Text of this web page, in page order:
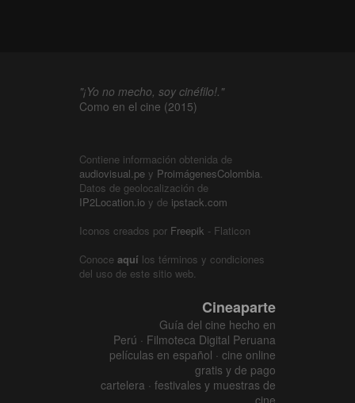
"¡Yo no mecho, soy cinéfilo!."
Como en el cine (2015)
Contiene información obtenida de
audiovisual.pe y ProimágenesColombia.
Datos de geolocalización de
IP2Location.io y de ipstack.com
Iconos creados por Freepik - Flaticon
Conoce aquí los términos y condiciones
del uso de este sitio web.
Cineaparte
Guía del cine hecho en
Perú · Filmoteca Digital Peruana
películas en español · cine online
gratis y de pago
cartelera · festivales y muestras de